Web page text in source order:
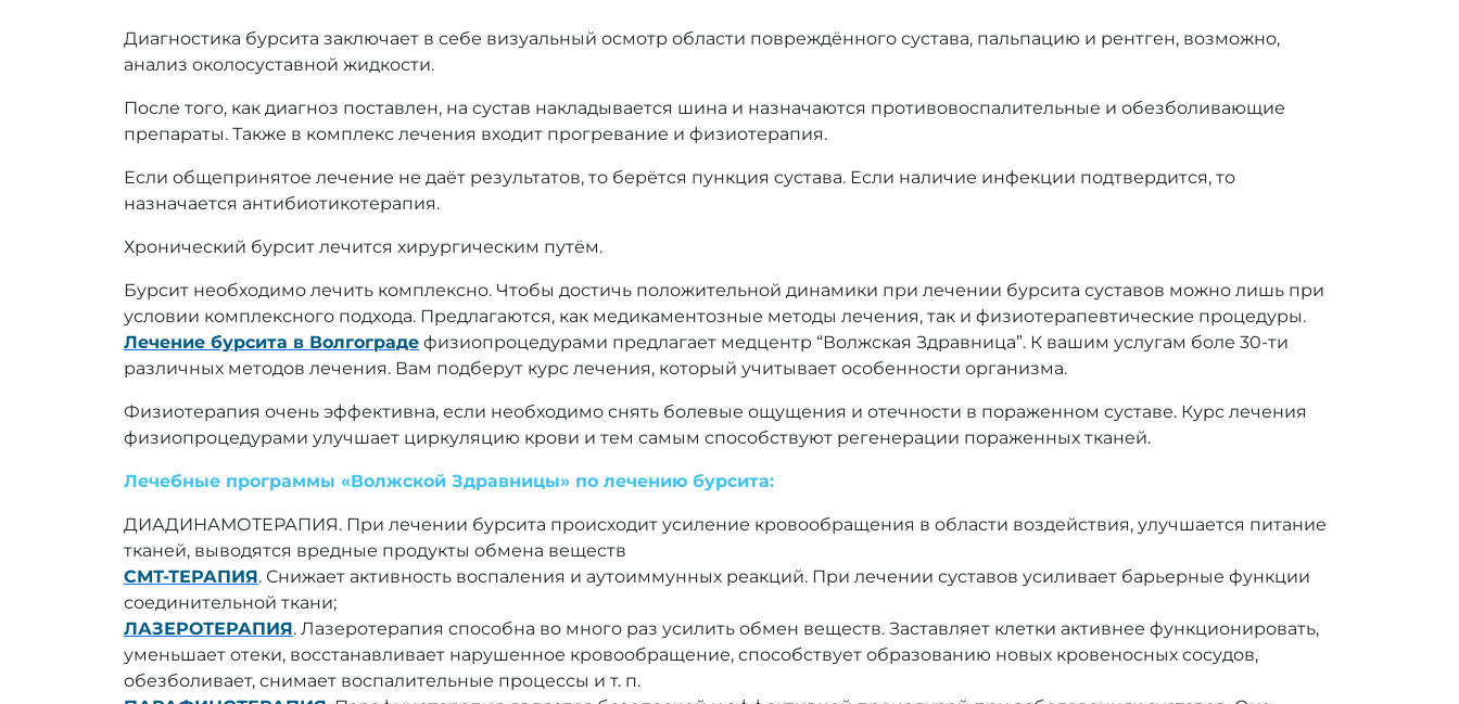
Диагностика бурсита заключает в себе визуальный осмотр области повреждённого сустава, пальпацию и рентген, возможно,
анализ околосуставной жидкости.
После того, как диагноз поставлен, на сустав накладывается шина и назначаются противовоспалительные и обезболивающие
препараты. Также в комплекс лечения входит прогревание и физиотерапия.
Если общепринятое лечение не даёт результатов, то берётся пункция сустава. Если наличие инфекции подтвердится, то
назначается антибиотикотерапия.
Хронический бурсит лечится хирургическим путём.
Бурсит необходимо лечить комплексно. Чтобы достичь положительной динамики при лечении бурсита суставов можно лишь при
условии комплексного подхода. Предлагаются, как медикаментозные методы лечения, так и физиотерапевтические процедуры.
Лечение бурсита в Волгограде физиопроцедурами предлагает медцентр “Волжская Здравница”. К вашим услугам боле 30-ти
различных методов лечения. Вам подберут курс лечения, который учитывает особенности организма.
Физиотерапия очень эффективна, если необходимо снять болевые ощущения и отечности в пораженном суставе. Курс лечения
физиопроцедурами улучшает циркуляцию крови и тем самым способствуют регенерации пораженных тканей.
Лечебные программы «Волжской Здравницы» по лечению бурсита:
ДИАДИНАМОТЕРАПИЯ. При лечении бурсита происходит усиление кровообращения в области воздействия, улучшается питание
тканей, выводятся вредные продукты обмена веществ
СМТ-ТЕРАПИЯ. Снижает активность воспаления и аутоиммунных реакций. При лечении суставов усиливает барьерные функции
соединительной ткани;
ЛАЗЕРОТЕРАПИЯ. Лазеротерапия способна во много раз усилить обмен веществ. Заставляет клетки активнее функционировать,
уменьшает отеки, восстанавливает нарушенное кровообращение, способствует образованию новых кровеносных сосудов,
обезболивает, снимает воспалительные процессы и т. п.